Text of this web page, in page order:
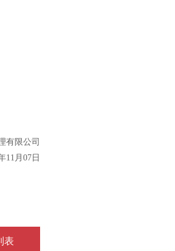
有限公司
11 月 07 日
表